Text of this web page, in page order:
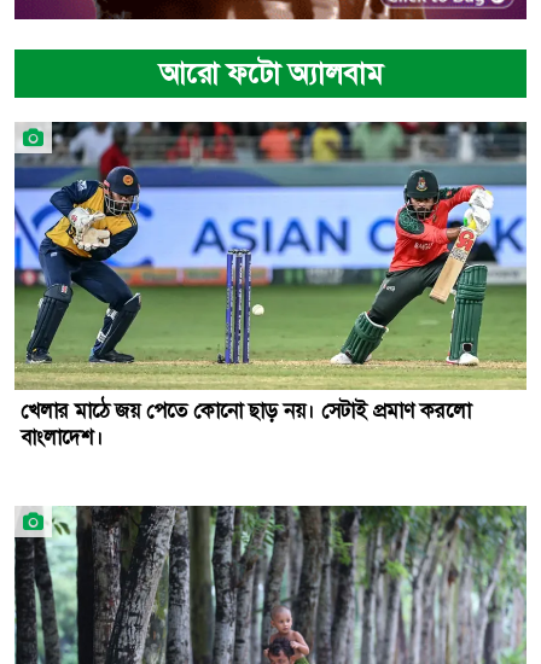
আরো ফটো অ্যালবাম
খেলার মাঠে জয় পেতে কোনো ছাড় নয়। সেটাই প্রমাণ করলো
বাংলাদেশ।